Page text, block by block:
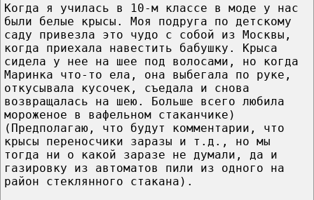
Когда я училась в 10-м классе в моде у нас
были белые крысы. Моя подруга по детскому
саду привезла это чудо с собой из Москвы,
когда приехала навестить бабушку. Крыса
сидела у нее на шее под волосами, но когда
Маринка что-то ела, она выбегала по руке,
откусывала кусочек, съедала и снова
возвращалась на шею. Больше всего любила
мороженое в вафельном стаканчике)
(Предполагаю, что будут комментарии, что
крысы переносчики заразы и т.д., но мы
тогда ни о какой заразе не думали, да и
газировку из автоматов пили из одного на
район стеклянного стакана).